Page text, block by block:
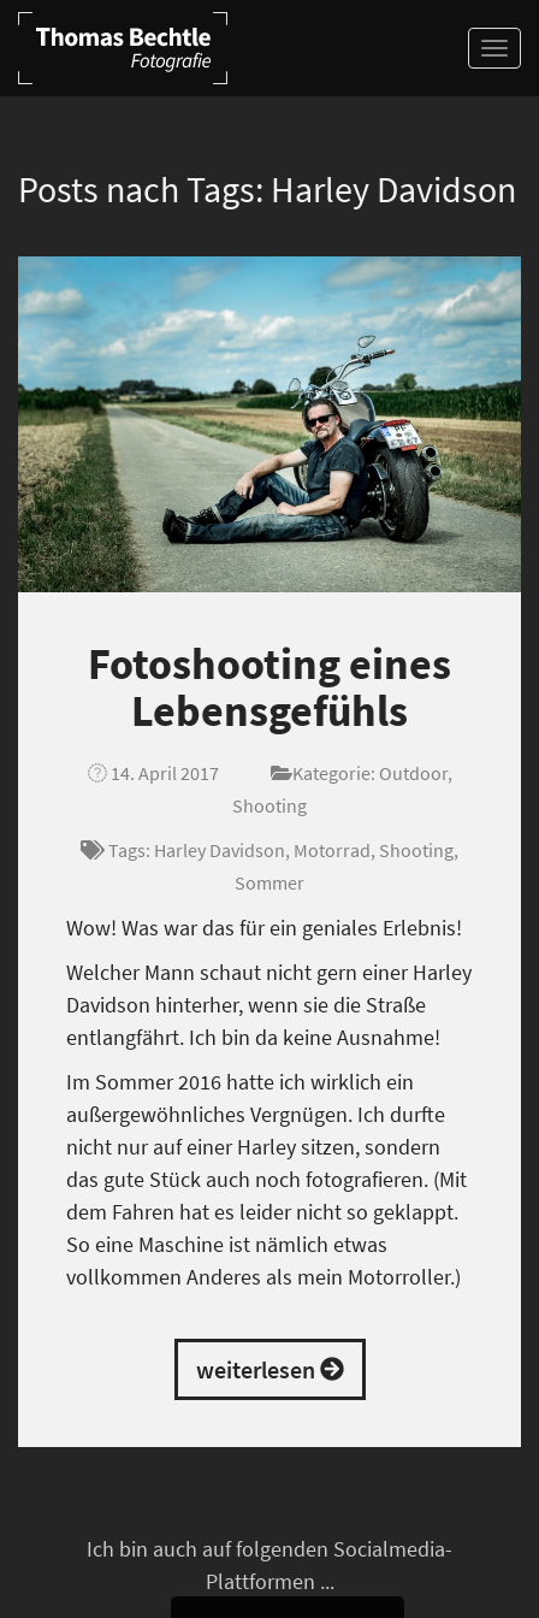
Posts nach Tags: Harley Davidson
Fotoshooting eines
Lebensgefühls
14. April 2017 Kategorie: Outdoor,
Shooting
Tags: Harley Davidson, Motorrad, Shooting,
Sommer
Wow! Was war das für ein geniales Erlebnis!
Welcher Mann schaut nicht gern einer Harley
Davidson hinterher, wenn sie die Straße
entlangfährt. Ich bin da keine Ausnahme!
Im Sommer 2016 hatte ich wirklich ein
außergewöhnliches Vergnügen. Ich durfte
nicht nur auf einer Harley sitzen, sondern
das gute Stück auch noch fotografieren. (Mit
dem Fahren hat es leider nicht so geklappt.
So eine Maschine ist nämlich etwas
vollkommen Anderes als mein Motorroller.)
weiterlesen
Ich bin auch auf folgenden Socialmedia-
Plattformen ...